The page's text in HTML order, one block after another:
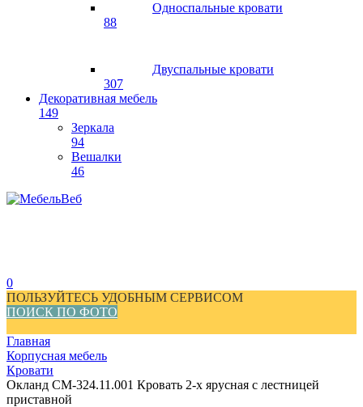
Односпальные кровати
88
Двуспальные кровати
307
Декоративная мебель
149
Зеркала
94
Вешалки
46
0
ПОЛЬЗУЙТЕСЬ УДОБНЫМ СЕРВИСОМ
ПОИСК ПО ФОТО
Главная
Корпусная мебель
Кровати
Окланд СМ-324.11.001 Кровать 2-х ярусная с лестницей
приставной